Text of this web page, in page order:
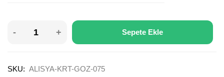
Sepete Ekle
SKU: ALISYA-KRT-GOZ-075